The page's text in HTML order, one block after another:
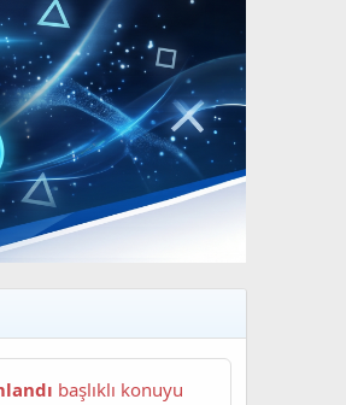
başlıklı konuyu